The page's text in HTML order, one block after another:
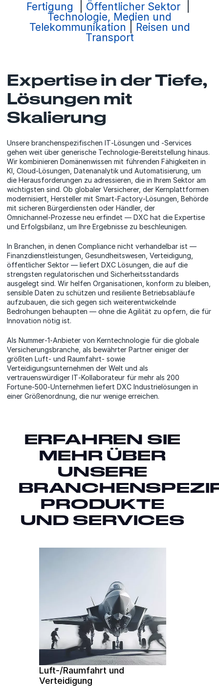
Fertigung
Öffentlicher Sektor|
Technologie, Medien und
Telekommunikation
Reisen und
Transport
Expertise in der Tiefe,
Lösungen mit
Skalierung
Unsere branchenspezifischen IT‑Lösungen und ‑Services
gehen weit über generische Technologie‑Bereitstellung hinaus.
Wir kombinieren Domänenwissen mit führenden Fähigkeiten in
KI, Cloud‑Lösungen, Datenanalytik und Automatisierung, um
die Herausforderungen zu adressieren, die in Ihrem Sektor am
wichtigsten sind. Ob globaler Versicherer, der Kernplattformen
modernisiert, Hersteller mit Smart‑Factory‑Lösungen, Behörde
mit sicheren Bürgerdiensten oder Händler, der
Omnichannel‑Prozesse neu erfindet — DXC hat die Expertise
und Erfolgsbilanz, um Ihre Ergebnisse zu beschleunigen.
In Branchen, in denen Compliance nicht verhandelbar ist —
Finanzdienstleistungen, Gesundheitswesen, Verteidigung,
öffentlicher Sektor — liefert DXC Lösungen, die auf die
strengsten regulatorischen und Sicherheitsstandards
ausgelegt sind. Wir helfen Organisationen, konform zu bleiben,
sensible Daten zu schützen und resiliente Betriebsabläufe
aufzubauen, die sich gegen sich weiterentwickelnde
Bedrohungen behaupten — ohne die Agilität zu opfern, die für
Innovation nötig ist.
Als Nummer‑1‑Anbieter von Kerntechnologie für die globale
Versicherungsbranche, als bewährter Partner einiger der
größten Luft‑ und Raumfahrt‑ sowie
Verteidigungsunternehmen der Welt und als
vertrauenswürdiger IT‑Kollaborateur für mehr als 200
Fortune‑500‑Unternehmen liefert DXC Industrielösungen in
einer Größenordnung, die nur wenige erreichen.
ERFAHREN SIE
MEHR ÜBER
UNSERE
PRODUKTE
UND SERVICES
Luft-/Raumfahrt und
Verteidigung